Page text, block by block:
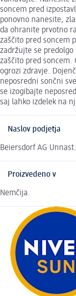
soncem pred
ponovno nanesite,
da ohranite prvotno
zaščito pred soncem
zadržujte se
zaščito pred soncem.
ogrozi zdravje.
neposredni sončni
se izogibajte
saj lahko izdelek na
Naslov podjetja
Beiersdorf AG
Proizvedeno v
Nemčija.